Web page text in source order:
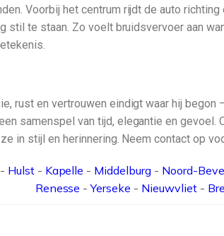
Voorbij het centrum rijdt de auto
stil te staan. Zo voelt bruidsvervoer aan
rust en vertrouwen eindigt waar hij
samenspel van tijd, elegantie en
in stijl en herinnering. Neem contact op
- Hulst- Kapelle - Middelburg- Noord-
Renesse -Yerseke - Nieuwvliet-